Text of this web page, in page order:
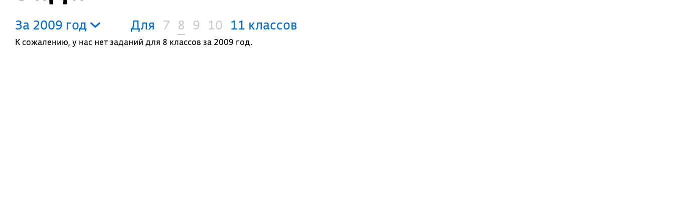
За 2009 год Для 7 8 9 10 11 классов
К сожалению, у нас нет заданий для 8 классов за 2009 год.